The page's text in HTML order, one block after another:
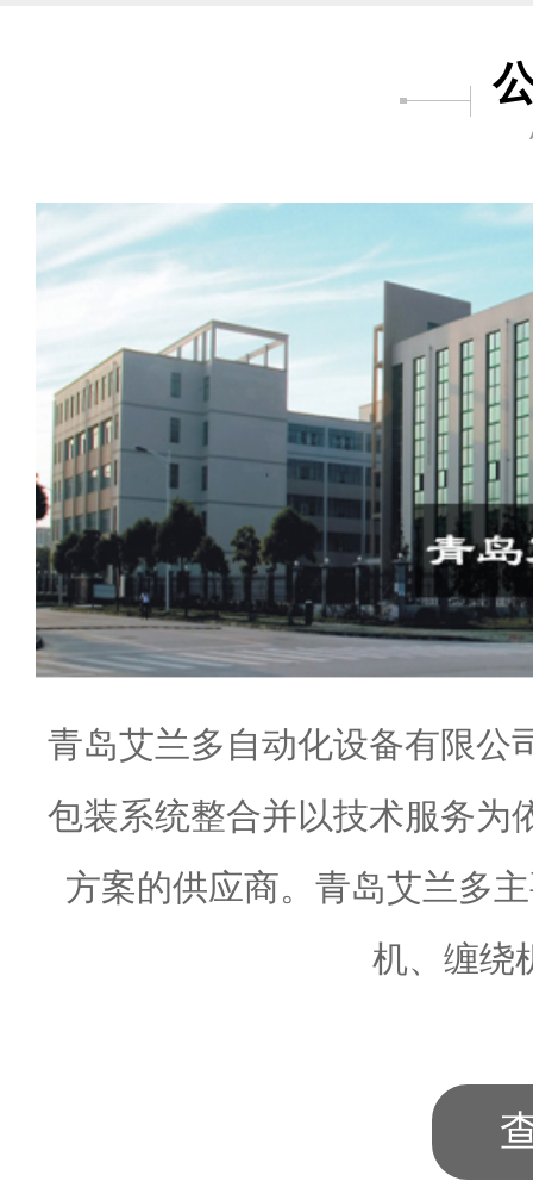
青岛艾兰多自动化设备有限公
包装系统整合并以技术服务为
方案的供应商。青岛艾兰多
机、缠绕